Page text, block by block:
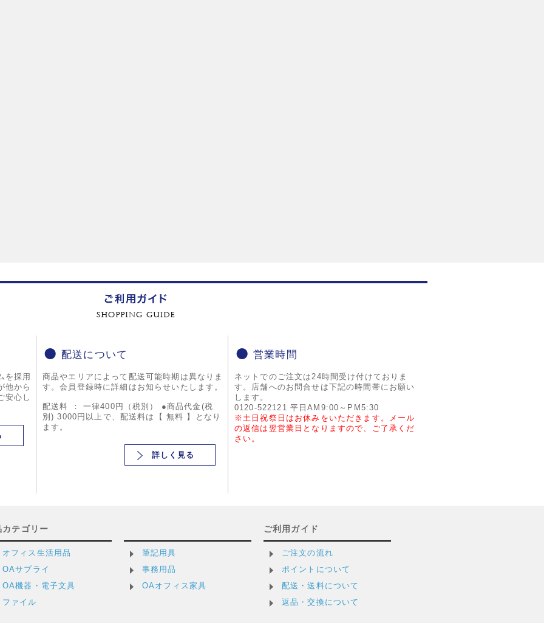
を採用
他から
安心し
配送について
商品やエリアによって配送可能時期は異なりま
す。会員登録時に詳細はお知らせいたします。
配送料 ： 一律400円（税別） ●商品代金(税
別) 3000円以上で、配送料は【 無料 】となり
ます。
詳しく見る
営業時間
ネットでのご注文は24時間受け付けておりま
す。店舗へのお問合せは下記の時間帯にお願い
します。
0120-522121 平日AM9:00～PM5:30
※土日祝祭日はお休みをいただきます。メール
の返信は翌営業日となりますので、ご了承くだ
さい。
カテゴリー
オフィス生活用品
OAサプライ
OA機器・電子文具
ファイル
筆記用具
事務用品
OAオフィス家具
ご利用ガイド
ご注文の流れ
ポイントについて
配送・送料について
返品・交換について